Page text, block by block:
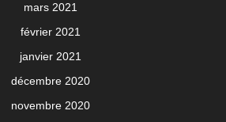
mars 2021
février 2021
janvier 2021
décembre 2020
novembre 2020